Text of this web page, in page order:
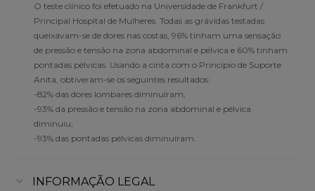
O teste clínico foi efetuado na Universidade de Frankfurt /
Principal Hospital de Mulheres. Todas as grávidas testadas
queixavam-se de dores nas costas, 96% tinham uma sensação
de pressão e tensão na zona abdominal e pélvica e 60% tinham
pontadas pélvicas. Usando a cinta com o Princípio de Suporte
Anita, obtiveram-se os seguintes resultados:
-82% das dores lombares diminuíram;
-93% da pressão e tensão na zona abdominal e pélvica
diminuiu;
-93% das pontadas pélvicas diminuíram.
INFORMAÇÃO LEGAL